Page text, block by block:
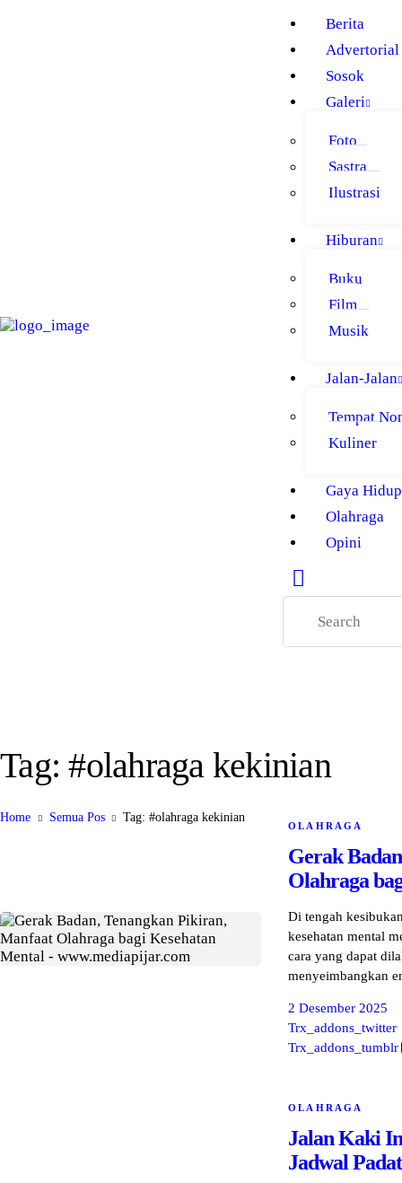
Berita
Advertorial
Sosok
Galeri
Foto
Sastra
Ilustrasi
Hiburan
Buku
Film
Musik
Jalan-Jalan
Tempat
Kuliner
Gaya Hidup
Olahraga
Opini
Tag: #olahraga kekinian
Home Semua Pos Tag: #olahraga kekinian
OLAHRAGA
Gerak
Olahraga
Di tengah
kesehatan mental
cara yang dapat
menyeimbangkan
2 Desember 2025
Trx_addons_twitter
Trx_addons_tumblr
OLAHRAGA
Jalan Kaki
Jadwal Padat